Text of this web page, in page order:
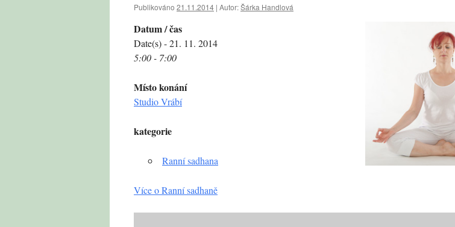
Publikováno 21.11.2014 | Autor:Šárka Handlová
Datum / čas
Date(s) - 21. 11. 2014
5:00 - 7:00
Místo konání
Studio Vrábí
kategorie
Ranní sadhana
Více o Ranní sadhaně